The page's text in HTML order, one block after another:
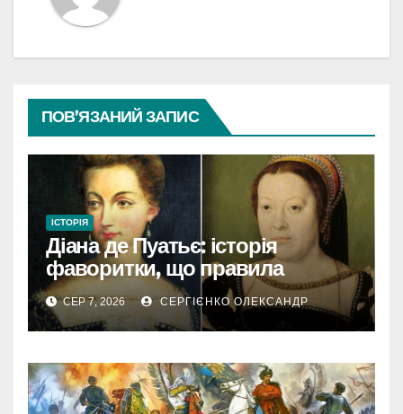
ПОВ’ЯЗАНИЙ ЗАПИС
ІСТОРІЯ
Діана де Пуатьє: історія
фаворитки, що правила
Францією
СЕР 7, 2026 СЕРГІЄНКО ОЛЕКСАНДР